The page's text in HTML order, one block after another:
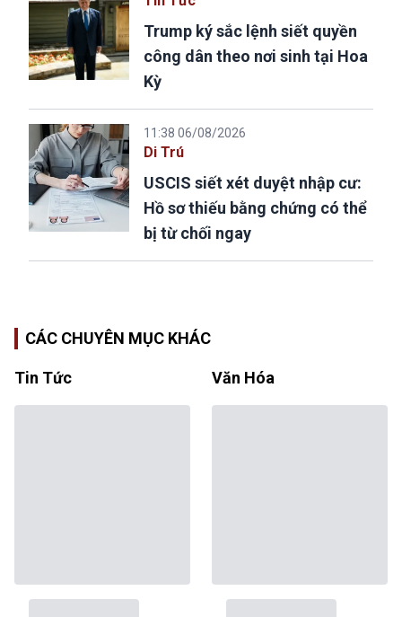
Trump ký sắc lệnh siết quyền
công dân theo nơi sinh tại Hoa
Kỳ
11:38 06/08/2026
Di Trú
USCIS siết xét duyệt nhập cư:
Hồ sơ thiếu bằng chứng có thể
bị từ chối ngay
CÁC CHUYÊN MỤC KHÁC
Tin Tức Văn Hóa